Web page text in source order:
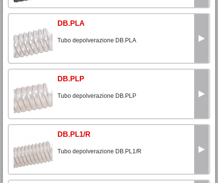
DB.PLA
Tubo depolverazione DB.PLA
DB.PLP
Tubo depolverazione DB.PLP
DB.PL1/R
Tubo depolverazione DB.PL1/R